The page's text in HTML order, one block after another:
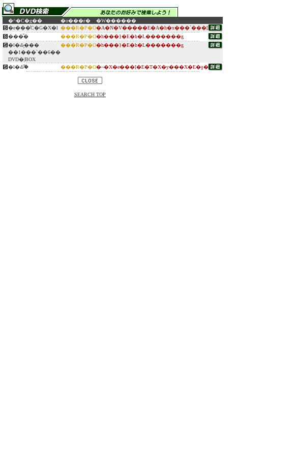
�^�C�g�� �o���ғ�
�W������
�e���̓C�G�X�l ���R�P�O�A�N�V�����E�A�h�x���`���[
���̋�
���R�P�O�h���}�E�h�L�������g
�l�Ԃ̞���
��1���`��6��
DVD�|BOX
���R�P�O�h���}�E�h�L�������g
�l�Ԃ̏ؖ� ���R�P�O�~�X�e���[�E�T�X�y���X�E�ƍ�
SEARCH TOP